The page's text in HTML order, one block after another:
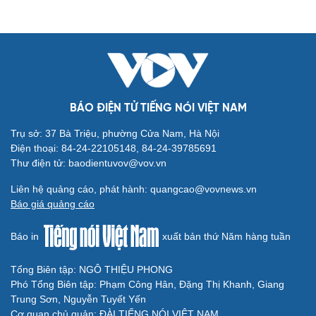
Genera by The Solia: Tâm điểm đón xu hướng
dịch chuyển cư dân từ trung tâm
Mục tiêu 114 dự án: Hà Nội sẽ tháo gỡ điểm nghẽn nhà ở
xã hội ra sao?
TP.HCM rà soát 16 khu đất xây dựng nhà lưu trú công
nhân
Nhà ở cho thuê: Lối mở để bình ổn thị trường và mở rộng
cơ hội an cư
Điều gì làm nên sức hút của một khu đô thị xanh?